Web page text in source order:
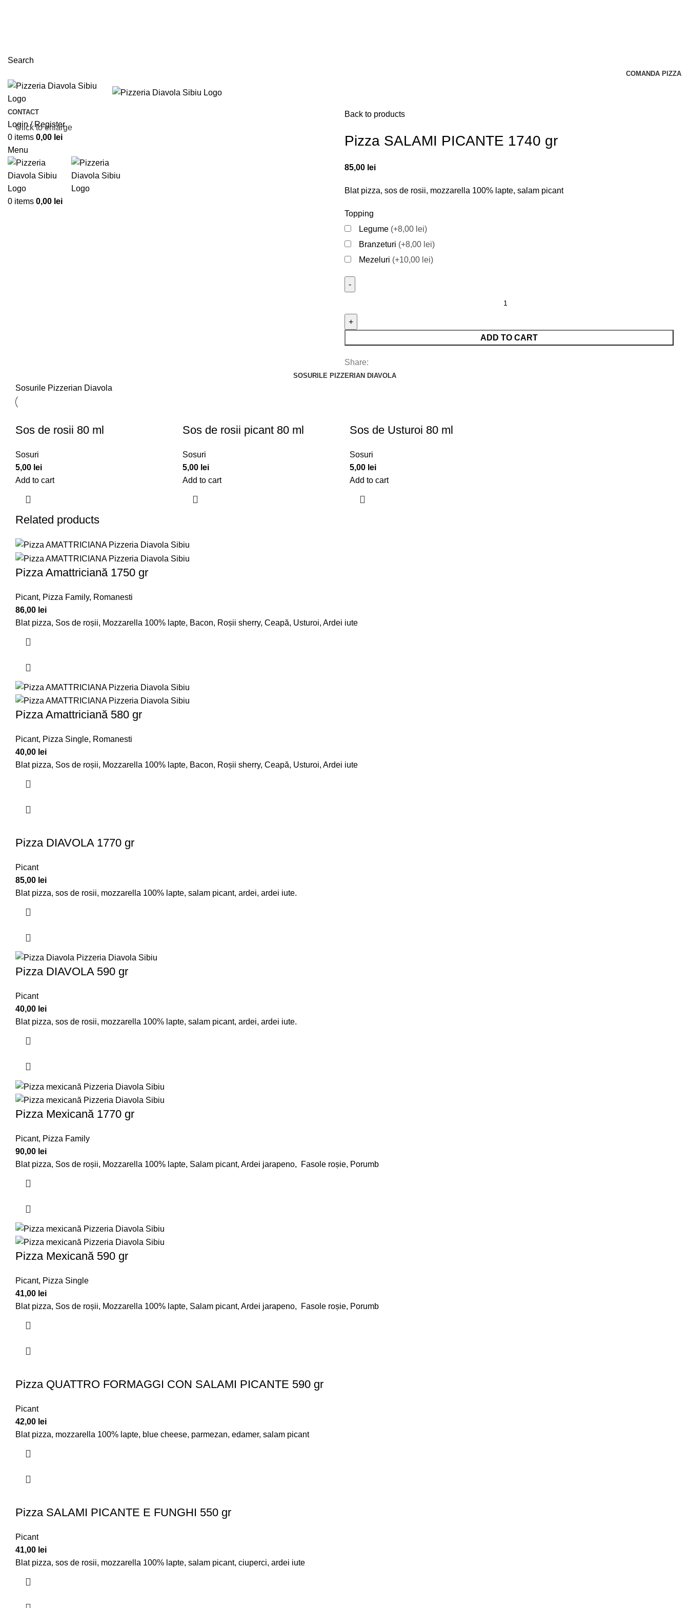
Search
COMANDA PIZZA
CONTACT
Login / Register
0 items 0,00 lei
Menu
0 items 0,00 lei
Click to enlarge
Back to products
Pizza SALAMI PICANTE 1740 gr
85,00 lei
Blat pizza, sos de rosii, mozzarella 100% lapte, salam picant
Topping
Legume (+8,00 lei)
Branzeturi (+8,00 lei)
Mezeluri (+10,00 lei)
ADD TO CART
Share:
SOSURILE PIZZERIAN DIAVOLA
Sosurile Pizzerian Diavola
Sos de rosii 80 ml
Sosuri
5,00 lei
Add to cart
Sos de rosii picant 80 ml
Sosuri
5,00 lei
Add to cart
Sos de Usturoi 80 ml
Sosuri
5,00 lei
Add to cart
Related products
Pizza Amattriciană 1750 gr
Picant, Pizza Family, Romanesti
86,00 lei
Blat pizza, Sos de roșii, Mozzarella 100% lapte, Bacon, Roșii sherry, Ceapă, Usturoi, Ardei iute
Pizza Amattriciană 580 gr
Picant, Pizza Single, Romanesti
40,00 lei
Blat pizza, Sos de roșii, Mozzarella 100% lapte, Bacon, Roșii sherry, Ceapă, Usturoi, Ardei iute
Pizza DIAVOLA 1770 gr
Picant
85,00 lei
Blat pizza, sos de rosii, mozzarella 100% lapte, salam picant, ardei, ardei iute.
Pizza DIAVOLA 590 gr
Picant
40,00 lei
Blat pizza, sos de rosii, mozzarella 100% lapte, salam picant, ardei, ardei iute.
Pizza Mexicană 1770 gr
Picant, Pizza Family
90,00 lei
Blat pizza, Sos de roșii, Mozzarella 100% lapte, Salam picant, Ardei jarapeno, Fasole roșie, Porumb
Pizza Mexicană 590 gr
Picant, Pizza Single
41,00 lei
Blat pizza, Sos de roșii, Mozzarella 100% lapte, Salam picant, Ardei jarapeno, Fasole roșie, Porumb
Pizza QUATTRO FORMAGGI CON SALAMI PICANTE 590 gr
Picant
42,00 lei
Blat pizza, mozzarella 100% lapte, blue cheese, parmezan, edamer, salam picant
Pizza SALAMI PICANTE E FUNGHI 550 gr
Picant
41,00 lei
Blat pizza, sos de rosii, mozzarella 100% lapte, salam picant, ciuperci, ardei iute